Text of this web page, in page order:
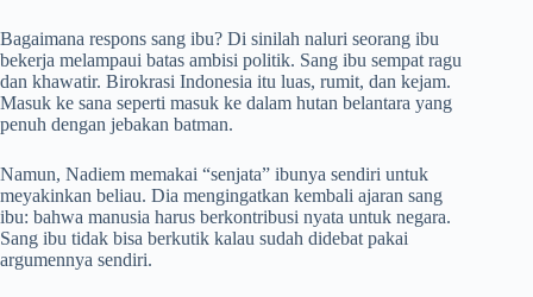
Bagaimana respons sang ibu? Di sinilah naluri seorang ibu
bekerja melampaui batas ambisi politik. Sang ibu sempat ragu
dan khawatir. Birokrasi Indonesia itu luas, rumit, dan kejam.
Masuk ke sana seperti masuk ke dalam hutan belantara yang
penuh dengan jebakan batman.
Namun, Nadiem memakai “senjata” ibunya sendiri untuk
meyakinkan beliau. Dia mengingatkan kembali ajaran sang
ibu: bahwa manusia harus berkontribusi nyata untuk negara.
Sang ibu tidak bisa berkutik kalau sudah didebat pakai
argumennya sendiri.